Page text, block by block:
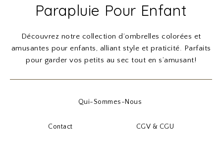
Parapluie Pour Enfant
Découvrez notre collection d’ombrelles colorées et
amusantes pour enfants, alliant style et praticité. Parfaits
pour garder vos petits au sec tout en s’amusant!
Qui-Sommes-Nous
Contact CGV & CGU